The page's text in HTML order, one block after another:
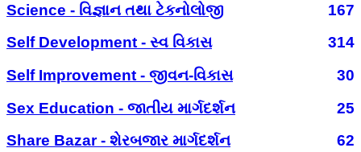
Science - વિજ્ઞાન તથા ટેકનોલોજી
167
Self Development - સ્વ વિકાસ
314
Self Improvement - જીવન-વિકાસ
30
Sex Education - જાતીય માર્ગદર્શન
25
Share Bazar - શેરબજાર માર્ગદર્શન
62